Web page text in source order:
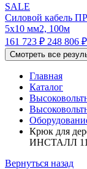
SALE
Силовой кабель
5x10 мм2, 100м
161 723 ₽ 248 806 ₽
Смотреть все
Главная
Каталог
Крюк для
ИНСТАЛЛ
Вернуться назад